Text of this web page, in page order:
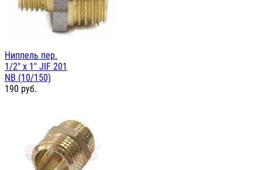
Ниппель пер.
1/2" х 1" JIF 201
NB (10/150)
190 руб.